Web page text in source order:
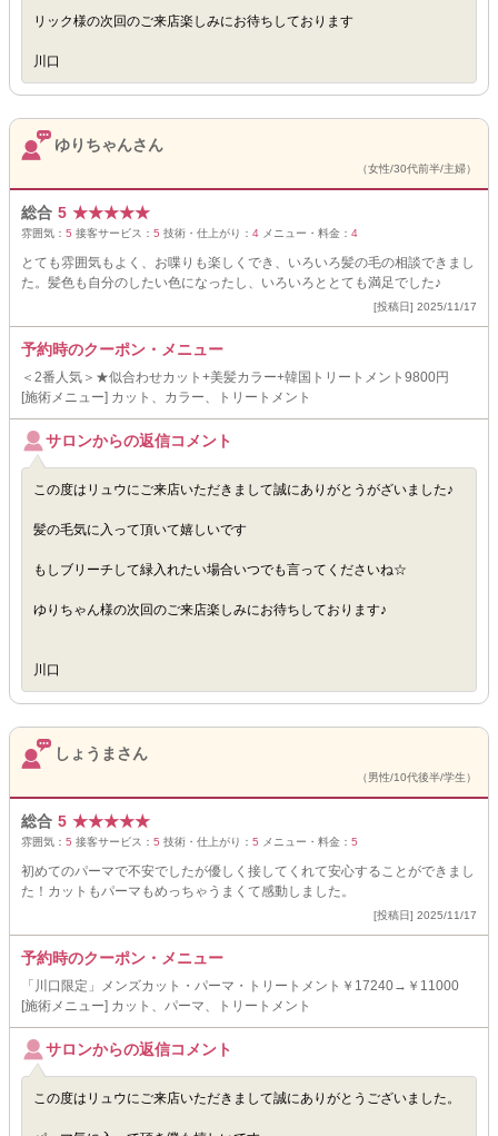
リック様の次回のご来店楽しみにお待ちしております
川口
ゆりちゃんさん
（女性/30代前半/主婦）
総合 5 ★★★★★
雰囲気： 5 接客サービス： 5 技術・仕上がり： 4 メニュー・料金： 4
とても雰囲気もよく、お喋りも楽しくでき、いろいろ髪の毛の相談できまし
た。髪色も自分のしたい色になったし、いろいろととても満足でした♪
[投稿日] 2025/11/17
予約時のクーポン・メニュー
＜2番人気＞★似合わせカット+美髪カラー+韓国トリートメント9800円
[施術メニュー] カット、カラー、トリートメント
サロンからの返信コメント
この度はリュウにご来店いただきまして誠にありがとうがざいました♪
髪の毛気に入って頂いて嬉しいです
もしブリーチして緑入れたい場合いつでも言ってくださいね☆
ゆりちゃん様の次回のご来店楽しみにお待ちしております♪
川口
しょうまさん
（男性/10代後半/学生）
総合 5 ★★★★★
雰囲気： 5 接客サービス： 5 技術・仕上がり： 5 メニュー・料金： 5
初めてのパーマで不安でしたが優しく接してくれて安心することができまし
た！カットもパーマもめっちゃうまくて感動しました。
[投稿日] 2025/11/17
予約時のクーポン・メニュー
「川口限定」メンズカット・パーマ・トリートメント￥17240→￥11000
[施術メニュー] カット、パーマ、トリートメント
サロンからの返信コメント
この度はリュウにご来店いただきまして誠にありがとうございました。